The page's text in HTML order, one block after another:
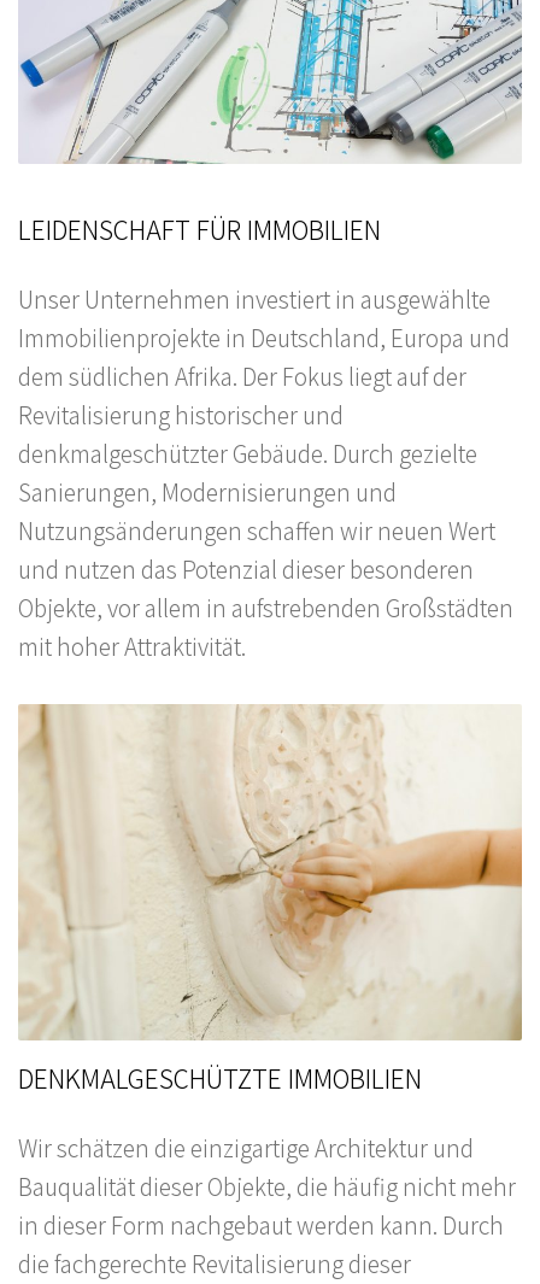
LEIDENSCHAFT FÜR IMMOBILIEN
Unser Unternehmen investiert in ausgewählte
Immobilienprojekte in Deutschland, Europa und
dem südlichen Afrika. Der Fokus liegt auf der
Revitalisierung historischer und
denkmalgeschützter Gebäude. Durch gezielte
Sanierungen, Modernisierungen und
Nutzungsänderungen schaffen wir neuen Wert
und nutzen das Potenzial dieser besonderen
Objekte, vor allem in aufstrebenden Großstädten
mit hoher Attraktivität.
DENKMALGESCHÜTZTE IMMOBILIEN
Wir schätzen die einzigartige Architektur und
Bauqualität dieser Objekte, die häufig nicht mehr
in dieser Form nachgebaut werden kann. Durch
die fachgerechte Revitalisierung dieser